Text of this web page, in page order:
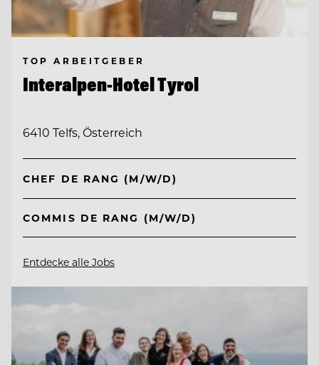
TOP ARBEITGEBER
Interalpen-Hotel Tyrol
6410 Telfs, Österreich
CHEF DE RANG (M/W/D)
COMMIS DE RANG (M/W/D)
Entdecke alle Jobs